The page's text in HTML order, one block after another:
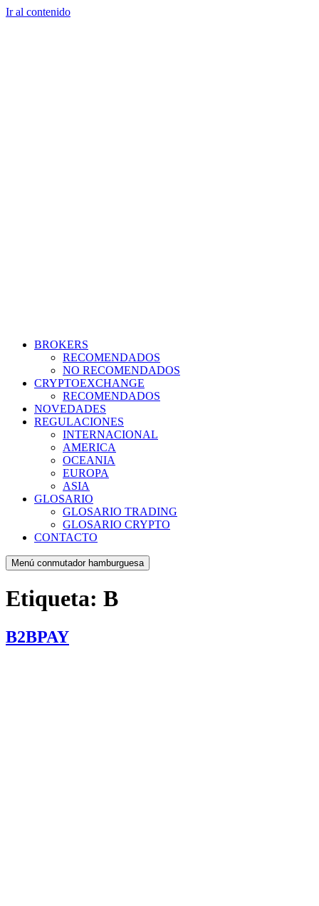
Ir al contenido
BROKERS
RECOMENDADOS
NO RECOMENDADOS
CRYPTOEXCHANGE
RECOMENDADOS
NOVEDADES
REGULACIONES
INTERNACIONAL
AMERICA
OCEANIA
EUROPA
ASIA
GLOSARIO
GLOSARIO TRADING
GLOSARIO CRYPTO
CONTACTO
Menú conmutador hamburguesa
Etiqueta: B
B2BPAY